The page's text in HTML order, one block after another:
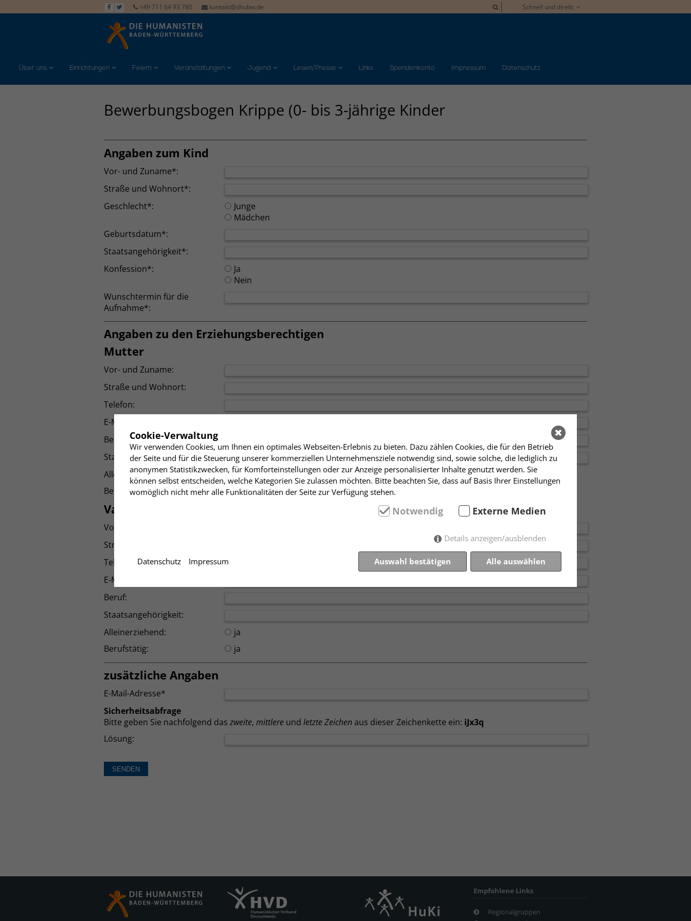
+49 711 64 93 780 kontakt@dhubw.de Schnell und direkt
Über uns Einrichtungen Feiern Veranstaltungen Jugend Lesen/Presse Links Spendenkonto Impressum Datenschutz
Bewerbungsbogen Krippe (0- bis 3-jährige Kinder
Angaben zum Kind
Vor- und Zuname*:
Straße und Wohnort*:
Geschlecht*:
Junge
Mädchen
Geburtsdatum*:
Staatsangehörigkeit*:
Konfession*:
Ja
Nein
Wunschtermin für die
Aufnahme*:
Angaben zu den Erziehungsberechtigen
Mutter
Vor- und Zuname:
Straße und Wohnort:
Telefon:
E-Mail:
Beruf:
Staatsangehörigkeit:
Alleinerziehend:
ja
Berufstätig:
ja
Vater
Vor- und Zuname:
Straße und Wohnort:
Telefon:
E-Mail:
Beruf:
Staatsangehörigkeit:
Alleinerziehend:
ja
Berufstätig:
ja
zusätzliche Angaben
E-Mail-Adresse*
Sicherheitsabfrage
Bitte geben Sie nachfolgend das zweite, mittlereund letzte Zeichenaus dieser Zeichenkette ein: iJx3q
Lösung:
Empfohlene Links
Regionalgruppen
Cookie-Verwaltung
Wir verwenden Cookies, um Ihnen ein optimales Webseiten-Erlebnis zu bieten. Dazu zählen Cookies, die für den Betrieb
der Seite und für die Steuerung unserer kommerziellen Unternehmensziele notwendig sind, sowie solche, die lediglich zu
anonymen Statistikzwecken, für Komforteinstellungen oder zur Anzeige personalisierter Inhalte genutzt werden. Sie
können selbst entscheiden, welche Kategorien Sie zulassen möchten. Bitte beachten Sie, dass auf Basis Ihrer Einstellungen
womöglich nicht mehr alle Funktionalitäten der Seite zur Verfügung stehen.
Notwendig Externe Medien
Details anzeigen/ausblenden
Auswahl bestätigen Alle auswählen
Datenschutz Impressum